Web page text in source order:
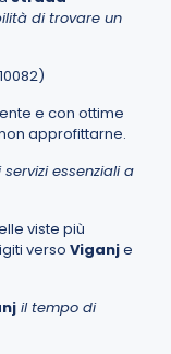
di trovare un
e con ottime
approfittarne.
essenziali a
viste più
verso Viganje
il tempo di